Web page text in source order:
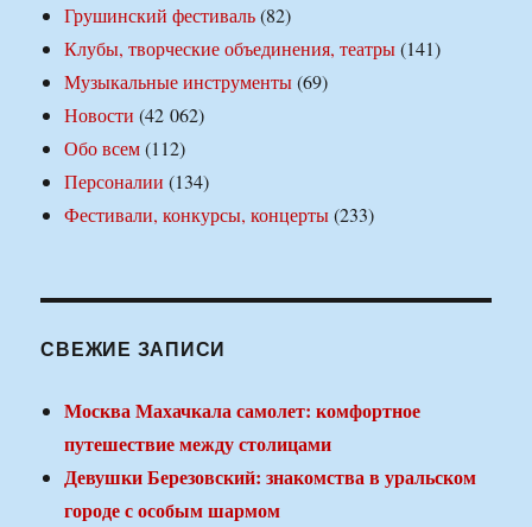
Грушинский фестиваль(82)
Клубы, творческие объединения, театры(141)
Музыкальные инструменты(69)
Новости (42 062)
Обо всем(112)
Персоналии (134)
Фестивали, конкурсы, концерты(233)
СВЕЖИЕ ЗАПИСИ
Москва Махачкала самолет: комфортное
путешествие между столицами
Девушки Березовский: знакомства в уральском
городе с особым шармом